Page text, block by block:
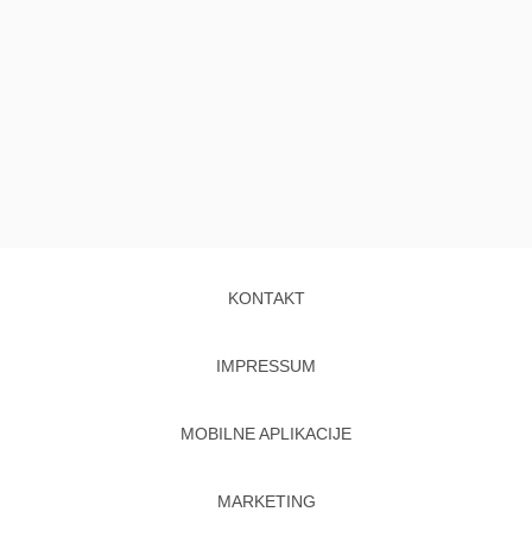
KONTAKT
IMPRESSUM
MOBILNE APLIKACIJE
MARKETING